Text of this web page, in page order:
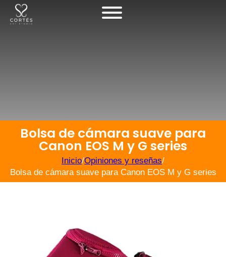
Bolsa de cámara suave para
Canon EOS M y G series
Inicio/Opiniones y reseñas/
Bolsa de cámara suave para Canon EOS M y G series